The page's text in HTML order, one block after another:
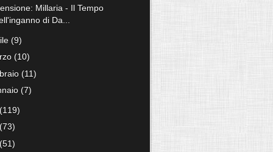
Millaria - Il Tempo
di Da...
(9)
(10)
(11)
(7)
(119)
(73)
(51)